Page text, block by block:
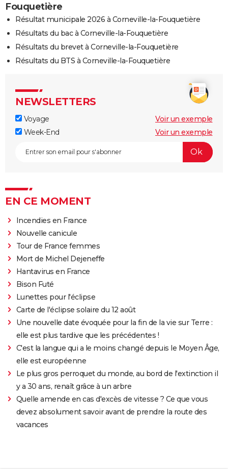
Fouquetière
Résultat municipale 2026 à Corneville-la-Fouquetière
Résultats du bac à Corneville-la-Fouquetière
Résultats du brevet à Corneville-la-Fouquetière
Résultats du BTS à Corneville-la-Fouquetière
NEWSLETTERS
Voyage
Voir un exemple
Week-End
Voir un exemple
EN CE MOMENT
Incendies en France
Nouvelle canicule
Tour de France femmes
Mort de Michel Dejeneffe
Hantavirus en France
Bison Futé
Lunettes pour l'éclipse
Carte de l'éclipse solaire du 12 août
Une nouvelle date évoquée pour la fin de la vie sur Terre :
elle est plus tardive que les précédentes !
C'est la langue qui a le moins changé depuis le Moyen Âge,
elle est européenne
Le plus gros perroquet du monde, au bord de l'extinction il
y a 30 ans, renaît grâce à un arbre
Quelle amende en cas d'excès de vitesse ? Ce que vous
devez absolument savoir avant de prendre la route des
vacances